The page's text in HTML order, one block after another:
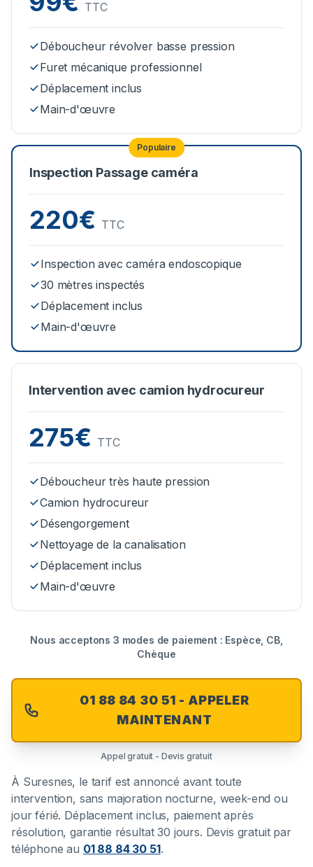
TTC
Déboucheur révolver basse pression
Furet mécanique professionnel
Déplacement inclus
Main-d'œuvre
Populaire
Inspection Passage caméra
220€ TTC
Inspection avec caméra endoscopique
30 mètres inspectés
Déplacement inclus
Main-d'œuvre
Intervention avec camion hydrocureur
275€ TTC
Déboucheur très haute pression
Camion hydrocureur
Désengorgement
Nettoyage de la canalisation
Déplacement inclus
Main-d'œuvre
Nous acceptons 3 modes de paiement : Espèce, CB,
Chèque
01 88 84 30 51 - APPELER
MAINTENANT
Appel gratuit - Devis gratuit
À Suresnes, le tarif est annoncé avant toute
intervention, sans majoration nocturne, week-end ou
jour férié. Déplacement inclus, paiement après
résolution, garantie résultat 30 jours. Devis gratuit par
téléphone au 01 88 84 30 51.